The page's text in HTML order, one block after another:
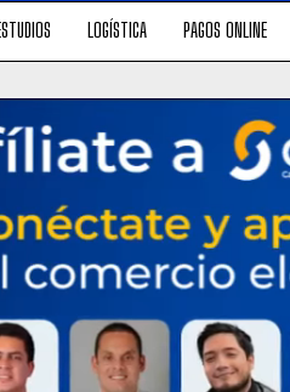
LOGÍSTICA PAGOS ONLINE